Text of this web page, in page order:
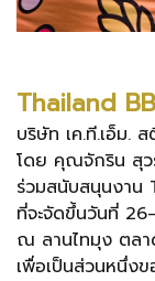
Thailand
บริษัท เค.ที.เอ็ม.
โดย คุณจักริน สุว
ร่วมสนับสนุนงาน
ที่จะจัดขึ้นวันที่
ณ ลานไทมุง ตลา
เพื่อเป็นส่วนหนึ่งข